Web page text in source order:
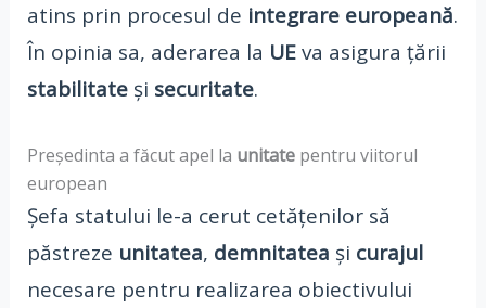
atins prin procesul de integrare europeană.
În opinia sa, aderarea la UEva asigura țării
stabilitateși securitate.
Președinta a făcut apel la unitatepentru viitorul
european
Șefa statului le-a cerut cetățenilor să
păstreze unitatea, demnitatea și curajul
necesare pentru realizarea obiectivului